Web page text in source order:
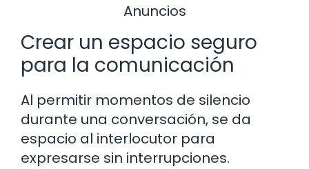
Anuncios
Crear un espacio seguro
para la comunicación
Al permitir momentos de silencio
durante una conversación, se da
espacio al interlocutor para
expresarse sin interrupciones.